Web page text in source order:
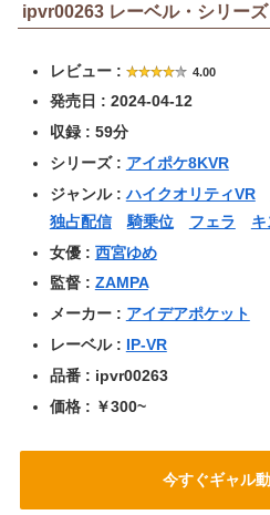
ipvr00263 レーベル・シリー
レビュー : 4.00
発売日 : 2024-04-12
収録 : 59分
シリーズ : アイポケ8KVR
ジャンル :ハイクオリティVR
独占配信
騎乗位 フェラ
女優 : 西宮ゆめ
監督 : ZAMPA
メーカー : アイデアポケット
レーベル : IP-VR
品番 : ipvr00263
価格 : ￥300~
今すぐギャル